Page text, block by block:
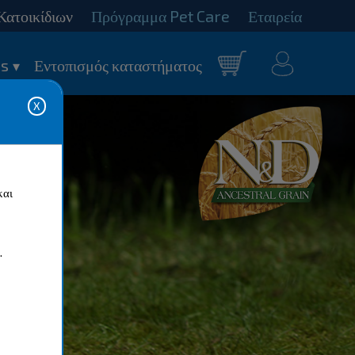
Πρόγραμμα Pet Care Εταιρεία
Εντοπισμός καταστήματος
καλάθι
λογαριασμός
μου